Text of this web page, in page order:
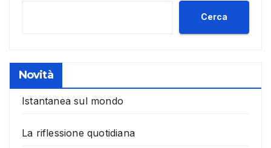
Cerca
Novità
Istantanea sul mondo
La riflessione quotidiana